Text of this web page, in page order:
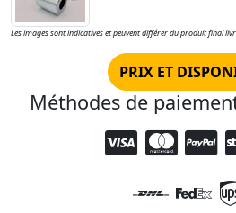
Les images sont indicatives et peuvent différer du produit final
PRIX ET
Méthodes de